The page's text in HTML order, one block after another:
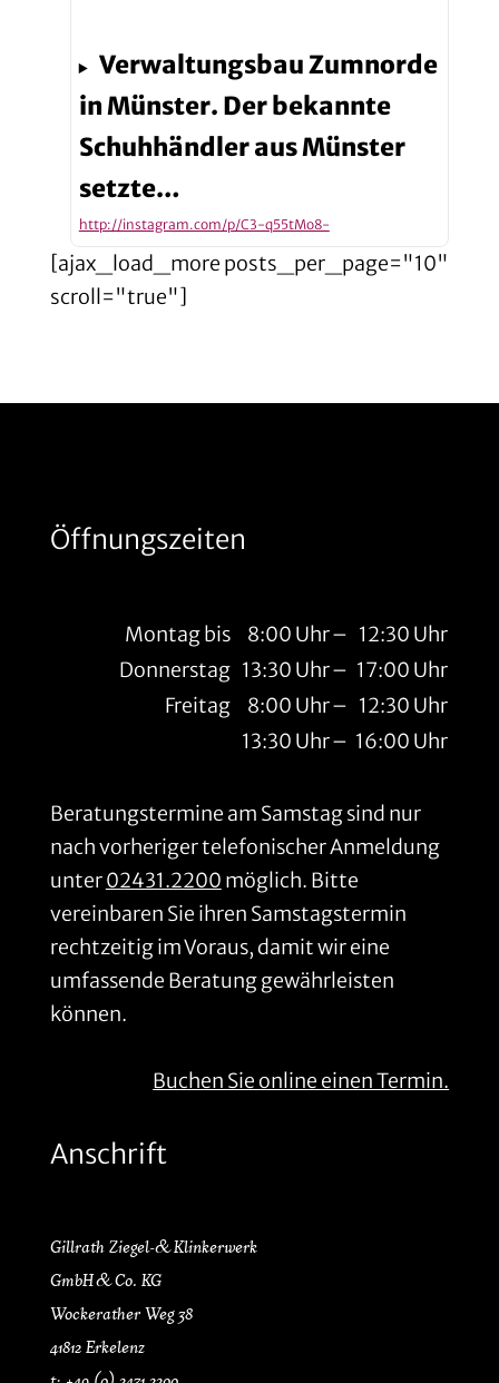
Verwaltungsbau Zumnorde
in Münster. Der bekannte
Schuhhändler aus Münster
setzte…
http://instagram.com/p/C3-q55tMo8-
[ajax_load_more posts_per_page="10"
scroll="true"]
Öffnungszeiten
Montag bis 8:00 Uhr– 12:30 Uhr
Donnerstag 13:30 Uhr– 17:00 Uhr
Freitag
8:00 Uhr– 12:30 Uhr
13:30 Uhr– 16:00 Uhr
Beratungstermine am Samstag sind nur
nach vorheriger telefonischer Anmeldung
unter02431.2200 möglich. Bitte
vereinbaren Sie ihren Samstagstermin
rechtzeitig im Voraus, damit wir eine
umfassende Beratung gewährleisten
können.
Buchen Sie online einen Termin.
Anschrift
Gillrath Ziegel- & Klinkerwerk
GmbH & Co. KG
Wockerather Weg 38
41812 Erkelenz